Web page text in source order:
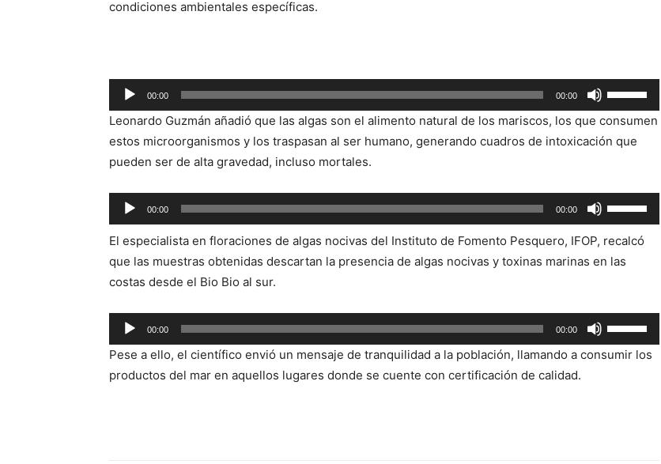
condiciones ambientales específicas.
Reproductor
de
audio
00:00 00:00
las
teclas
de
arriba/abajo
para
volumen.
Leonardo Guzmán añadió que las algas son el alimento natural de los mariscos, los que consumen
estos microorganismos y los traspasan al ser humano, generando cuadros de intoxicación que
pueden ser de alta gravedad, incluso mortales.
Reproductor
de
audio
00:00 00:00
las
teclas
de
para
aumentar
El especialista en floraciones de algas nocivas del Instituto de Fomento Pesquero, IFOP, recalcó
que las muestras obtenidas descartan la presencia de algas nocivas y toxinas marinas en las
costas desde el Bio Bio al sur.
Reproductor
de
audio
00:00 00:00
las
teclas
Pese a ello, el científico envió un mensaje de tranquilidad a la población, llamando a consumir los
productos del mar en aquellos lugares donde se cuente con certificación de calidad.